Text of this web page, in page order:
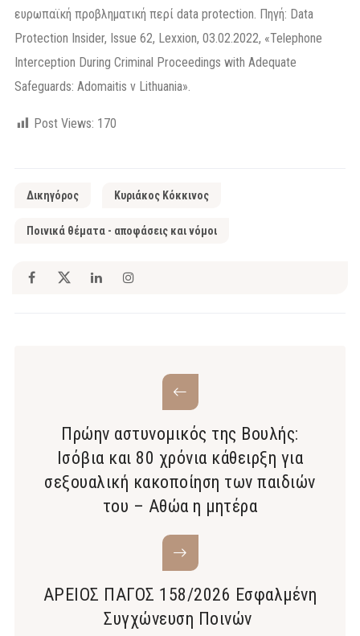
ευρωπαϊκή προβληματική περί data protection. Πηγή: Data
Protection Insider, Issue 62, Lexxion, 03.02.2022, «Telephone
Interception During Criminal Proceedings with Adequate
Safeguards: Adomaitis v Lithuania».
Post Views: 170
Δικηγόρος Κυριάκος Κόκκινος
Ποινικά θέματα - αποφάσεις και νόμοι
Πρώην αστυνομικός της Βουλής:
Ισόβια και 80 χρόνια κάθειρξη για
σεξουαλική κακοποίηση των παιδιών
του – Αθώα η μητέρα
ΑΡΕΙΟΣ ΠΑΓΟΣ 158/2026 Εσφαλμένη
Συγχώνευση Ποινών